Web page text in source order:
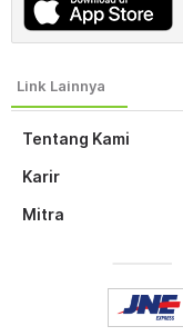
Tentang Kami
Karir
Mitra